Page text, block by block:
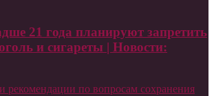
21 года планируют запретить
и сигареты | Новости:
рекомендации по вопросам сохранения